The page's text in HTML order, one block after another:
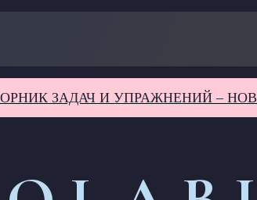
ЗАДАЧ И УПРАЖНЕНИЙ – НОВИНКА